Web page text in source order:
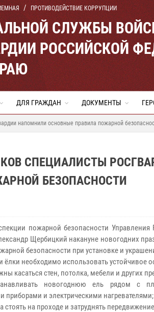
ПРОТИВОДЕЙСТВИЕ КОРРУПЦИИ
СЛУЖБЫ
РОССИЙСКОЙ
ДЛЯ ГРАЖДАН ДОКУМЕНТЫ
напомнили основные правила пожарной
СПЕЦИАЛИСТЫ
БЕЗОПАСНОСТИ
пожарной безопасности
Щербицкий накануне новогодних
безопасности при установке и
ёлки необходимо использовать устойчивое
касаться стен, потолка, мебели и других
новогоднюю ель рядом с
приборами и электрическими нагревателями;
стоять на проходе и затруднять